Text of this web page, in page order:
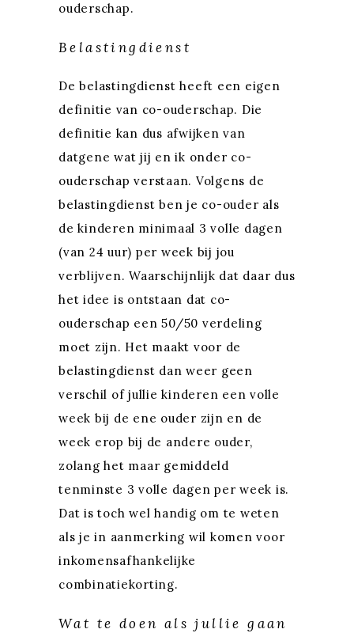
ouderschap.
Belastingdienst
De belastingdienst heeft een eigen
definitie van co-ouderschap. Die
definitie kan dus afwijken van
datgene wat jij en ik onder co-
ouderschap verstaan. Volgens de
belastingdienst ben je co-ouder als
de kinderen minimaal 3 volle dagen
(van 24 uur) per week bij jou
verblijven. Waarschijnlijk dat daar dus
het idee is ontstaan dat co-
ouderschap een 50/50 verdeling
moet zijn. Het maakt voor de
belastingdienst dan weer geen
verschil of jullie kinderen een volle
week bij de ene ouder zijn en de
week erop bij de andere ouder,
zolang het maar gemiddeld
tenminste 3 volle dagen per week is.
Dat is toch wel handig om te weten
als je in aanmerking wil komen voor
inkomensafhankelijke
combinatiekorting.
Wat te doen als jullie gaan